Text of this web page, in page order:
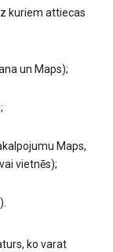
kuriem attiecas
un Maps);
Maps,
vietnēs);
ko varat